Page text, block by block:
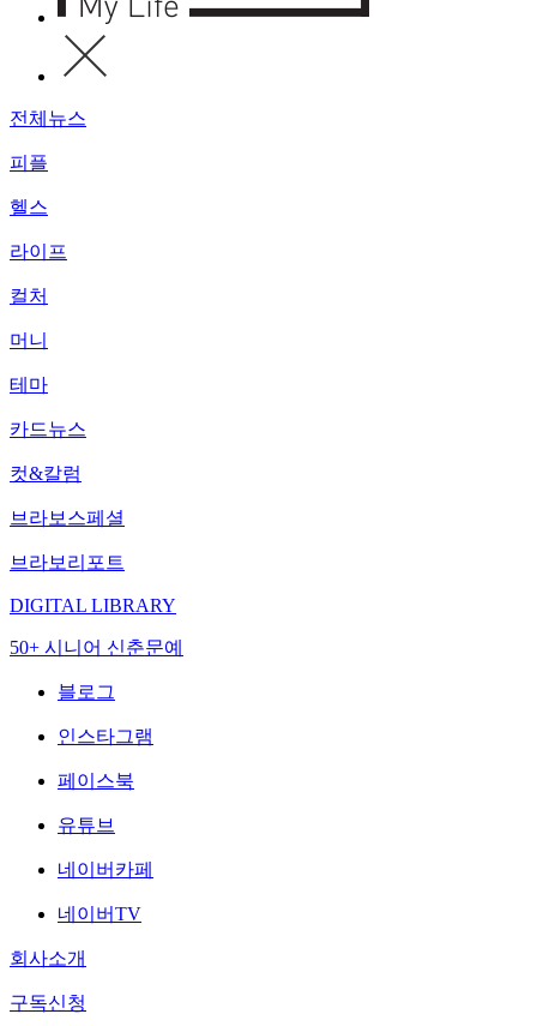
전체뉴스
피플
헬스
라이프
컬처
머니
테마
카드뉴스
컷&칼럼
브라보스페셜
브라보리포트
DIGITAL LIBRARY
50+ 시니어 신춘문예
블로그
인스타그램
페이스북
유튜브
네이버카페
네이버TV
회사소개
구독신청